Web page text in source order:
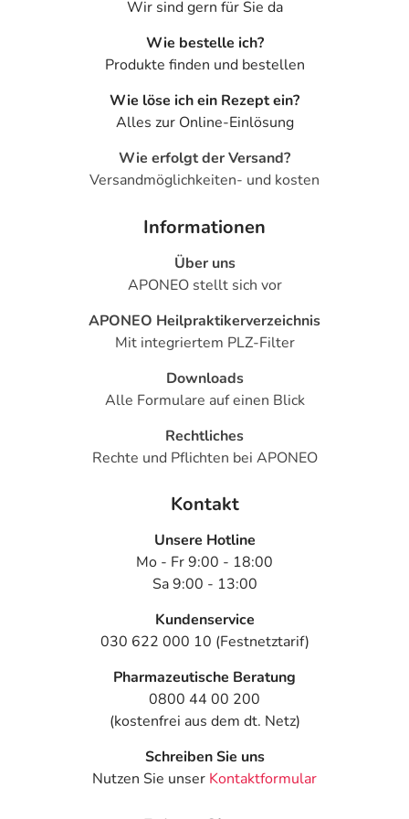
wie das Arzneimittel in der Schwangerschaft angewendet
- Stillzeit: Wenden Sie sich an Ihren Arzt oder Apotheker.
Er wird Ihre besondere Ausgangslage prüfen und Sie
entsprechend beraten, ob und wie Sie mit dem Stillen
weitermachen können.
Ist Ihnen das Arzneimittel trotz einer Gegenanzeige
verordnet worden, sprechen Sie mit Ihrem Arzt oder
als das Risiko, das die Anwendung bei einer
Gegenanzeige in sich birgt.
Nebenwirkungen
Welche unerwünschten Wirkungen können auftreten?
- Infektionen mit Hefepilzen, wie:
- Mundsoor
- Pulsbeschleunigung
- Störungen des Salzhaushaltes, wie:
- Blutergüsse
Wir sind gern für Sie da
Wie bestelle ich?
Produkte finden und bestellen
Wie löse ich ein Rezept ein?
Alles zur Online-Einlösung
Wie erfolgt der Versand?
Versandmöglichkeiten- und kosten
Informationen
Über uns
APONEO stellt sich vor
APONEO Heilpraktikerverzeichnis
Mit integriertem PLZ-Filter
Downloads
Alle Formulare auf einen Blick
Rechtliches
Rechte und Pflichten bei APONEO
Kontakt
Unsere Hotline
Mo - Fr 9:00 - 18:00
Sa 9:00 - 13:00
Kundenservice
030 622 000 10 (Festnetztarif)
Pharmazeutische Beratung
0800 44 00 200
(kostenfrei aus dem dt. Netz)
Schreiben Sie uns
Nutzen Sie unser Kontaktformular